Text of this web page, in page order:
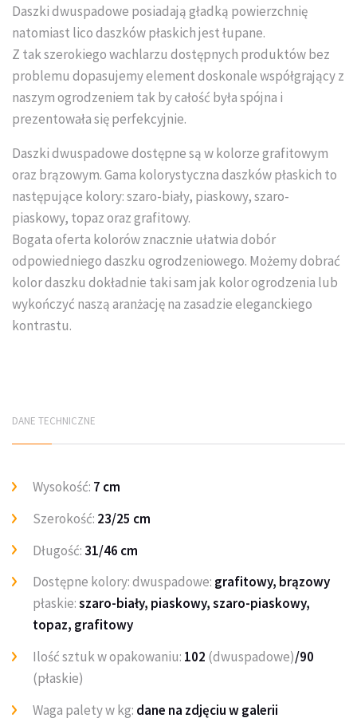
Układanie kostki brukowej
Daszki dwuspadowe posiadają gładką powierzchnię
natomiast lico daszków płaskich jest łupane.
Z tak szerokiego wachlarzu dostępnych produktów bez
problemu dopasujemy element doskonale współgrający z
naszym ogrodzeniem tak by całość była spójna i
prezentowała się perfekcyjnie.
Daszki dwuspadowe dostępne są w kolorze grafitowym
oraz brązowym. Gama kolorystyczna daszków płaskich to
następujące kolory: szaro-biały, piaskowy, szaro-
piaskowy, topaz oraz grafitowy.
Bogata oferta kolorów znacznie ułatwia dobór
odpowiedniego daszku ogrodzeniowego. Możemy dobrać
kolor daszku dokładnie taki sam jak kolor ogrodzenia lub
wykończyć naszą aranżację na zasadzie eleganckiego
kontrastu.
DANE TECHNICZNE
Wysokość: 7 cm
Szerokość: 23/25 cm
Długość:31/46 cm
Dostępne kolory: dwuspadowe: grafitowy, brązowy
płaskie:szaro-biały, piaskowy, szaro-piaskowy,
topaz, grafitowy
Ilość sztuk w opakowaniu: 102 (dwuspadowe)/90
(płaskie)
Waga palety w kg: dane na zdjęciu w galerii